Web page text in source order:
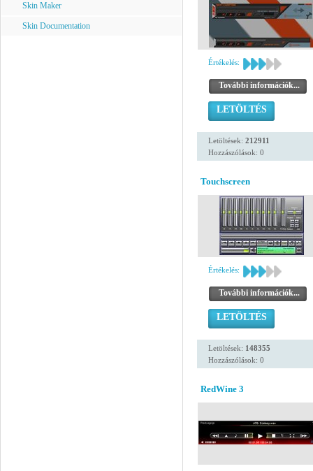
Skin Maker
Skin Documentation
Értékelés:
További információk...
LETÖLTÉS
Letöltések: 212911
Hozzászólások: 0
Touchscreen
Értékelés:
További információk...
LETÖLTÉS
Letöltések: 148355
Hozzászólások: 0
RedWine 3